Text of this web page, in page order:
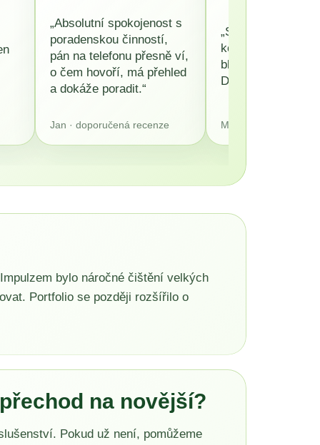
„Absolutní spokojenost s
poradenskou činností,
pán na telefonu přesně ví,
o čem hovoří, má přehled
a dokáže poradit.“
Jan · doporučená recenze
„Skvělý přístup,
konzultaci a
bleskové
Doporučuji všem.“
Martin Šafránek ·
bylo náročné čištění velkých
Portfolio se později rozšířilo o
na novější?
Pokud už není, pomůžeme